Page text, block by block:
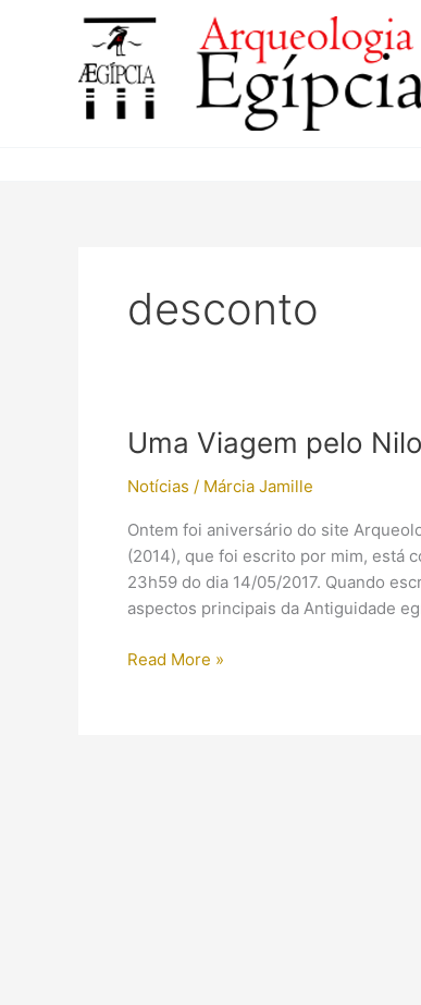
desconto
Uma Viagem pelo
Notícias / Márcia Jamille
Ontem foi aniversário do site
(2014), que foi escrito por mim, está
23h59 do dia 14/05/2017. Quando
aspectos principais da Antiguidade
Uma
Read More »